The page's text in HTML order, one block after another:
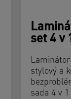
set 4 v
stylový a
sada 4 v